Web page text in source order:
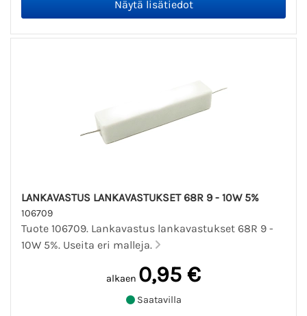
LANKAVASTUS LANKAVASTUKSET 68R 9 - 10W 5%
106709
Tuote 106709. Lankavastus lankavastukset 68R 9 -
10W 5%. Useita eri malleja.
alkaen 0,95 €
Saatavilla